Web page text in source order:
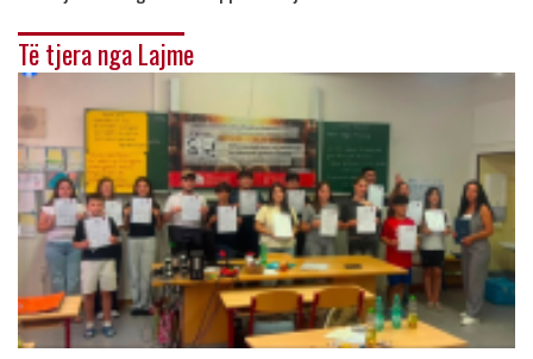
Të tjera nga Lajme